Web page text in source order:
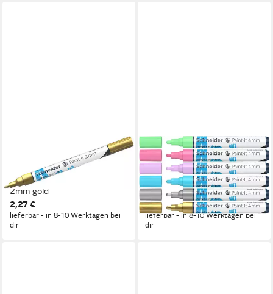
Permanentmarker
Acrylmarker Paint-It 310
2mm gold
2,27 €
lieferbar - in 8-10 Werktagen bei
dir
SCHNEIDER
Permanentmarker
Acrylmarker Paint-It 320
4mm VE=6 Farben
ab 17,31 €
lieferbar - in 8-10 Werktagen bei
dir